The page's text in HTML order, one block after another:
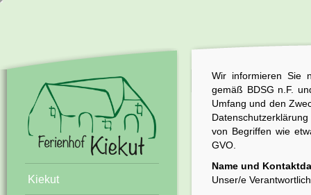
Kiekut
Wir informieren Sie
gemäß BDSG n.F.
Umfang und den
von Begriffen wie
GVO.
Name und
Unser/e